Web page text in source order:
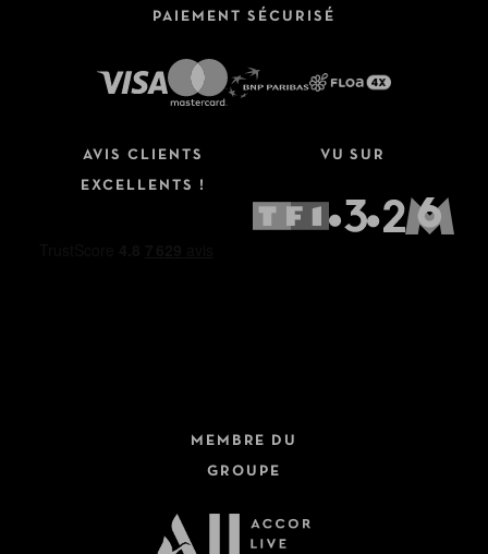
PAIEMENT SÉCURISÉ
AVIS CLIENTS
EXCELLENTS !
VU SUR
MEMBRE DU
GROUPE